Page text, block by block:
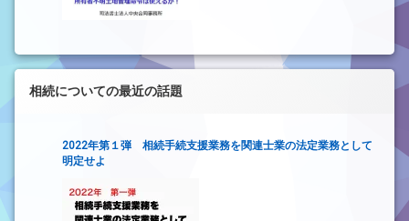
相続についての最近の話題
2022年第１弾 相続手続支援業務を関連士業の法定業務として
明定せよ